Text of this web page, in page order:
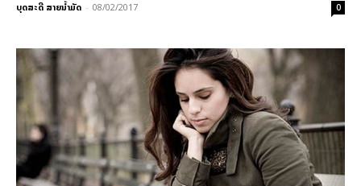
ບຸດສະດີ ສາຍນ້ຳມັດ - 08/02/2017 0